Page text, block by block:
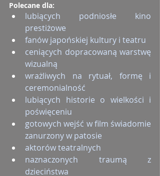
Polecane dla:
lubiących podniosłe kino
prestiżowe
fanów japońskiej kultury i teatru
ceniących dopracowaną warstwę
wizualną
wrażliwych na rytuał, formę i
ceremonialność
lubiących historie o wielkości i
poświęceniu
gotowych wejść w film świadomie
zanurzony w patosie
aktorów teatralnych
naznaczonych traumą z
dzieciństwa